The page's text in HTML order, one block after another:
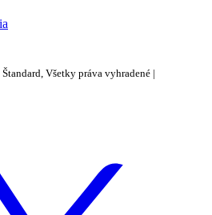
Všetky práva vyhradené |